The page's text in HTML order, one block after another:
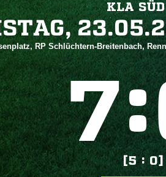
KLA SÜD
RP Schlüchtern-Breitenbach,
:
[5 : 0]